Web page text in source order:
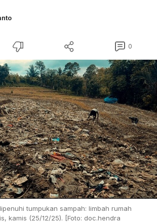
0
tumpukan sampah: limbah rumah
kamis (25/12/25). [Foto: doc.hendra